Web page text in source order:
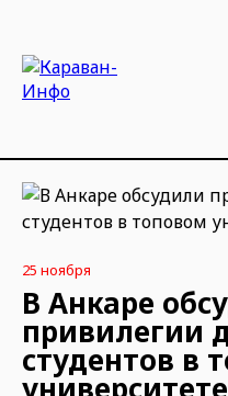
25 ноября
В Анкаре
привилегии
студентов в